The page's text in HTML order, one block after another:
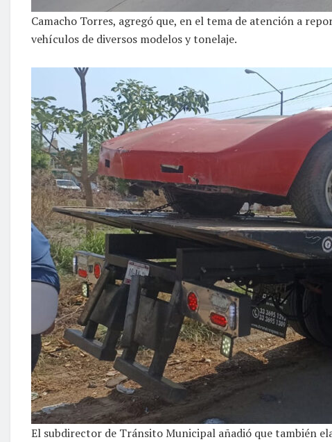
Camacho Torres, agregó que, en el tema de atención a
vehículos de diversos modelos y tonelaje.
El subdirector de Tránsito Municipal añadió que también